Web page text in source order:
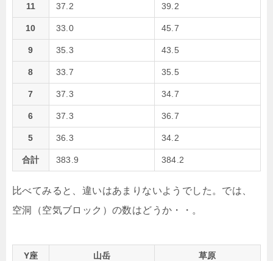
11 37.2 39.2
10 33.0 45.7
9 35.3 43.5
8 33.7 35.5
7 37.3 34.7
6 37.3 36.7
5 36.3 34.2
合計 383.9 384.2
比べてみると、違いはあまりないようでした。では、
空洞（空気ブロック）の数はどうか・・。
Y座
山岳 草原